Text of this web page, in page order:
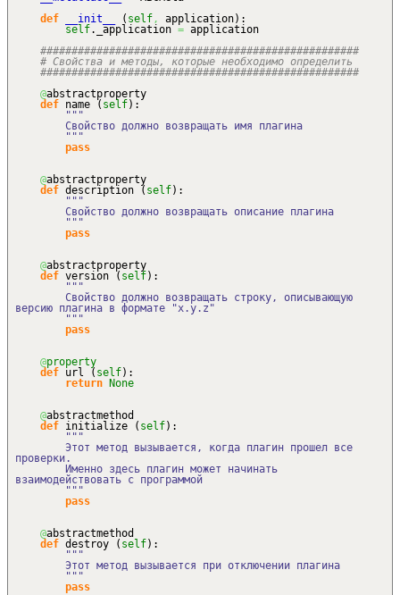
def
__init__ ( self, application) :
self._application = application
###################################################
# Свойства и методы, которые необходимо определить
###################################################
@abstractproperty
def name ( self) :
"""
Свойство должно возвращать имя плагина
"""
pass
@abstractproperty
def description ( self) :
"""
Свойство должно возвращать описание плагина
"""
pass
@abstractproperty
def version ( self) :
"""
Свойство должно возвращать строку, описывающую
версию плагина в формате "x.y.z"
"""
pass
@property
def url ( self) :
return
None
@abstractmethod
def initialize ( self) :
"""
Этот метод вызывается, когда плагин прошел все
проверки.
Именно здесь плагин может начинать
взаимодействовать с программой
"""
pass
@abstractmethod
def destroy ( self) :
"""
Этот метод вызывается при отключении плагина
"""
pass